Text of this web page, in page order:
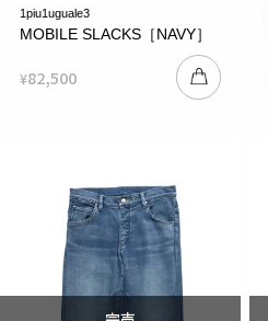
1piu1uguale3
MOBILE SLACKS［NAVY］
¥82,500